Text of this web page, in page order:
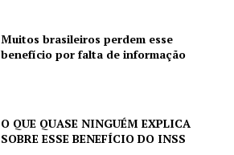
Muitos brasileiros perdem esse
benefício por falta de informação
O QUE QUASE NINGUÉM EXPLICA
SOBRE ESSE BENEFÍCIO DO INSS